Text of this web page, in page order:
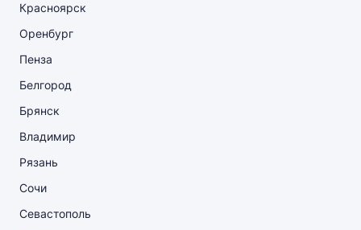
Красноярск
Оренбург
Пенза
Белгород
Брянск
Владимир
Рязань
Сочи
Севастополь